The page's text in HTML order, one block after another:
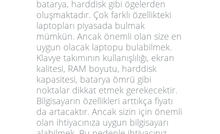
batarya, harddisk gibi ögelerden
oluşmaktadır. Çok farklı özellikteki
laptopları piyasada bulmak
mümkün. Ancak önemli olan size en
uygun olacak laptopu bulabilmek.
Klavye takımının kullanışlılığı, ekran
kalitesi, RAM boyutu, harddisk
kapasitesi, batarya ömrü gibi
noktalar dikkat etmek gerekecektir.
Bilgisayarın özellikleri arttıkça fiyatı
da artacaktır. Ancak sizin için önemli
olan ihtiyacınıza uygun bilgisayarı